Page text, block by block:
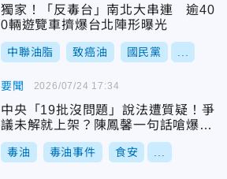
獨家！「反毒台」南北大串連 逾40
0輛遊覽車擠爆台北陣形曝光
中聯油脂 致癌油 國民黨
要聞
中央「19批沒問題」說法遭質疑！爭
議未解就上架？陳鳳馨一句話嗆爆
了？
毒油 毒油事件 食安
2026/07/24 17:34